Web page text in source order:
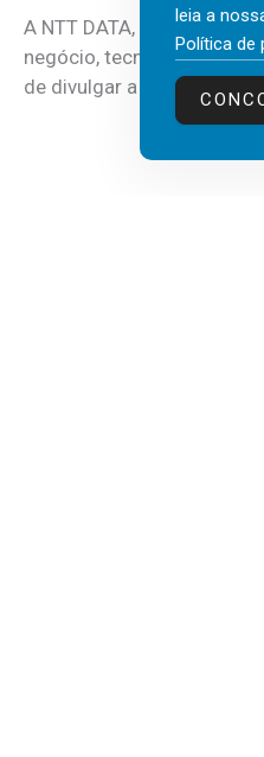
A NTT DATA, consultora
negócio, tecnologia e
de divulgar a mais recente...
leia a
Política de